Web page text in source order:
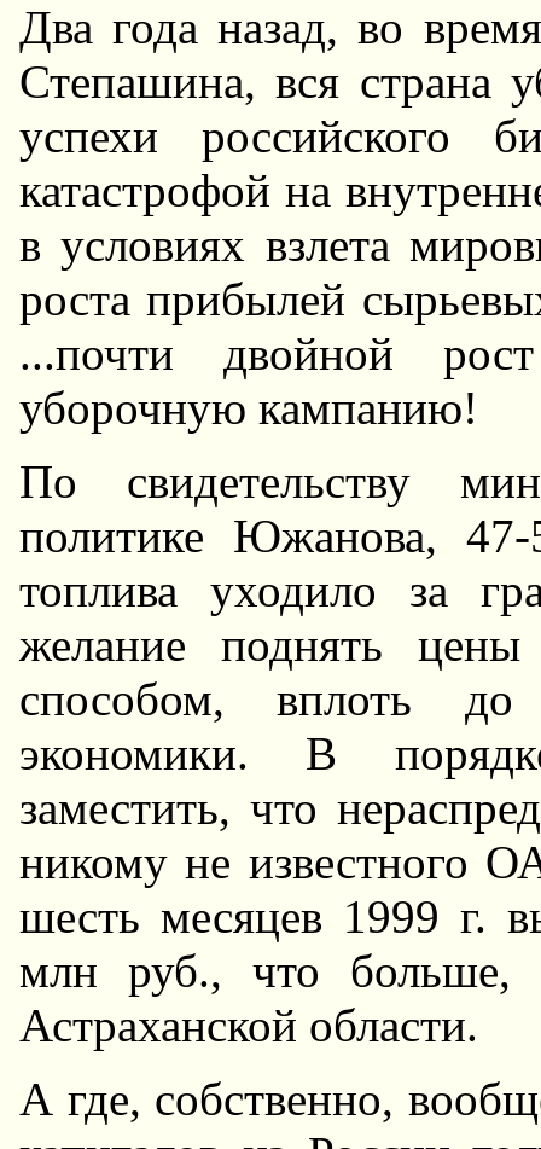
Два года назад, во
Степашина, вся страна
успехи российского
катастрофой на
в условиях взлета
роста прибылей
...почти двойной
уборочную кампанию!
По свидетельству
политике Южанова, 47-
топлива уходило за
желание поднять
способом, вплоть
экономики. В
заместить, что
никому не известного
шесть месяцев 1999 г.
млн руб., что больше,
Астраханской области.
А где, собственно,